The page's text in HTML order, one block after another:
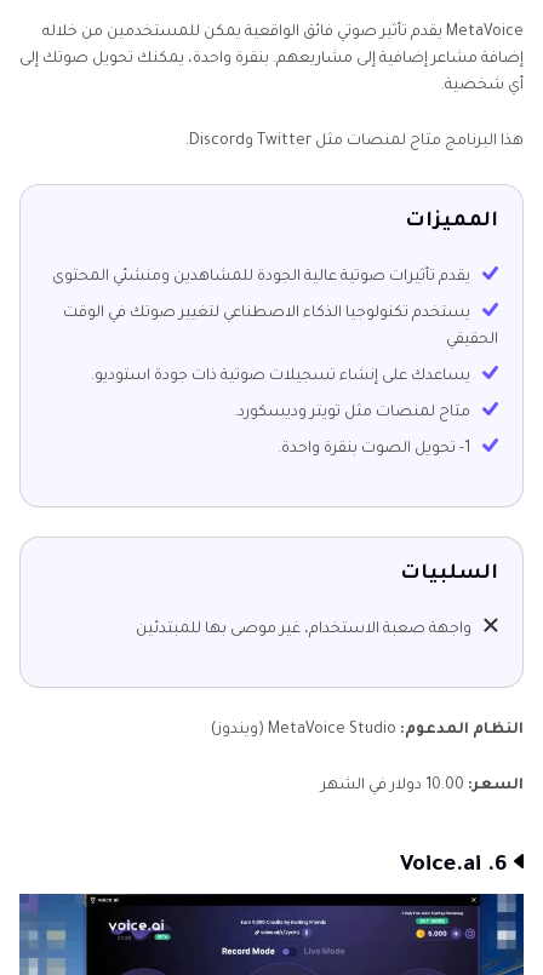
MetaVoice يقدم تأثير صوتي فائق الواقعية يمكن للمستخدمين من خلاله
إضافة مشاعر إضافية إلى مشاريعهم. بنقرة واحدة، يمكنك تحويل صوتك إلى
أي شخصية.
هذا البرنامج متاح لمنصات مثل Twitter وDiscord.
المميزات
يقدم تأثيرات صوتية عالية الجودة للمشاهدين ومنشئي المحتوى
يستخدم تكنولوجيا الذكاء الاصطناعي لتغيير صوتك في الوقت
الحقيقي
يساعدك على إنشاء تسجيلات صوتية ذات جودة استوديو.
متاح لمنصات مثل تويتر وديسكورد.
1- تحويل الصوت بنقرة واحدة.
السلبيات
واجهة صعبة الاستخدام، غير موصى بها للمبتدئين
النظام المدعوم: MetaVoice Studio (ويندوز)
السعر: 10.00 دولار في الشهر
6. Voice.ai